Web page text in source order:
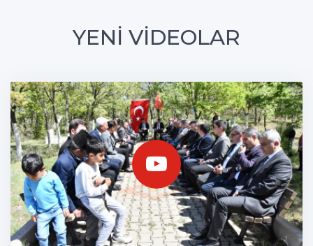
YENİ VİDEOLAR